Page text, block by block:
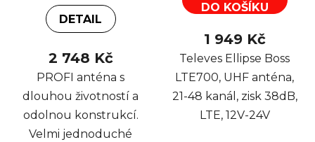
DETAIL
2 748 Kč
PROFI anténa s
dlouhou životností a
odolnou konstrukcí.
Velmi jednoduché
DO KOŠÍKU
1 949 Kč
Televes Ellipse Boss
LTE700, UHF anténa,
21-48 kanál, zisk 38dB,
LTE, 12V-24V